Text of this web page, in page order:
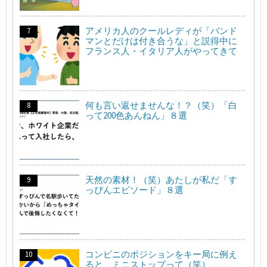
アメリカ人のクールレディが「バンド
マンとだけは付き合うな」と説得中に
フランス人・イタリア人がやってきて
何も言い返せませんな！？（笑）「白
って200色あんねん」８選
天然の素材！（笑）あたしが私だ「す
っぴんエピソード」８選
コンビニのポジションをキー局に例え
ると、ミニストップって（笑）